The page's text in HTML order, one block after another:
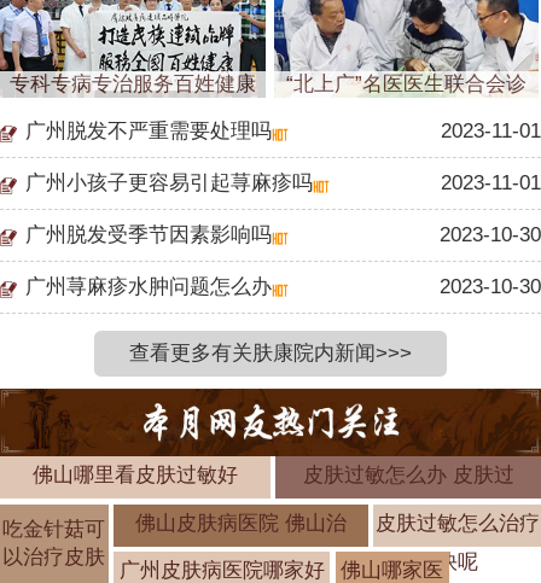
专科专病专治服务百姓健康 “北上广”名医医生联合会诊
广州脱发不严重需要处理吗 2023-11-01
广州小孩子更容易引起荨麻疹吗 2023-11-01
广州脱发受季节因素影响吗 2023-10-30
广州荨麻疹水肿问题怎么办 2023-10-30
查看更多有关肤康院内新闻>>>
佛山哪里看皮肤过敏好 皮肤过敏怎么办 皮肤过
吃金针菇可
以治疗皮肤
佛山皮肤病医院 佛山治
皮肤过敏怎么治疗
快呢
广州皮肤病医院哪家好
佛山哪家医